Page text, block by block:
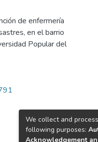
de enfermería
en el barrio
Popular del
We collect and
following purposes:
Acknowledgement